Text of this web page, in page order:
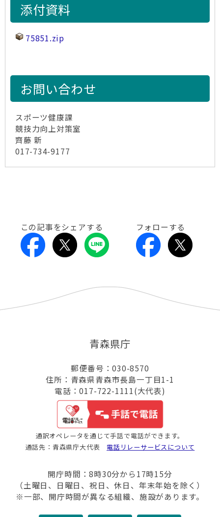
添付資料
75851.zip
お問い合わせ
スポーツ健康課
競技力向上対策室
齊藤 新
017-734-9177
この記事をシェアする フォローする
青森県庁
郵便番号：030-8570
住所：青森県青森市長島一丁目1-1
電話：017-722-1111(大代表)
通訳オペレータを通じて手話で電話ができます。
通話先：青森県庁大代表 電話リレーサービスについて
開庁時間：8時30分から17時15分
（土曜日、日曜日、祝日、休日、年末年始を除く）
※一部、開庁時間が異なる組織、施設があります。